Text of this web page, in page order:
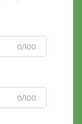
0/100
0/100